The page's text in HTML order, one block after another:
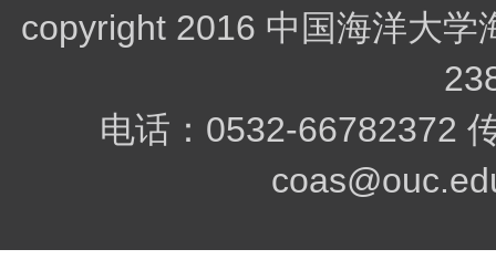
copyright 2016 中国海洋大学
电话：0532-66782372